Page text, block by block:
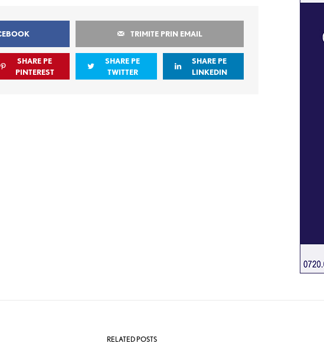
TRIMITE PRIN EMAIL
SHARE PE
PINTEREST
SHARE PE
TWITTER
SHARE PE
LINKEDIN
RELATED POSTS